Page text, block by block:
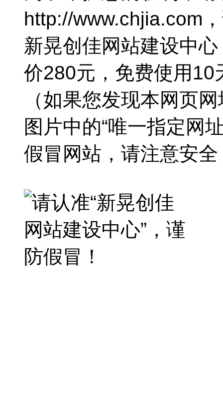
http://www.chjia.com
新晃创佳网站建设中
价280元，免费使用10
（如果您发现本网页网
图片中的“唯一指定网
假冒网站，请注意安全